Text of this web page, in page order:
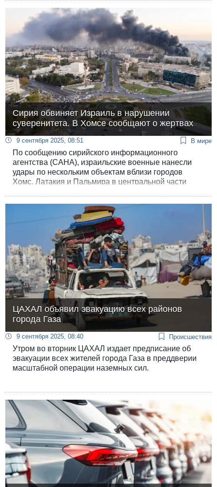
Сирия обвиняет Израиль в нарушении
суверенитета. В Хомсе сообщают о жертвах
9 сентября 2025, 08:51 В мире
По сообщению сирийского информационного
агентства (САНА), израильские военные нанесли
удары по нескольким объектам вблизи городов
Хомс, Латакия и Пальмира в центральной части
ЦАХАЛ объявил эвакуацию всех районов
города Газа
9 сентября 2025, 08:40 Происшествия
Утром во вторник ЦАХАЛ издает предписание об
эвакуации всех жителей города Газа в преддверии
масштабной операции наземных сил.